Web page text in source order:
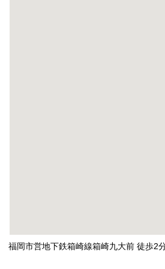
福岡市営地下鉄箱崎線箱崎九大前 徒歩2